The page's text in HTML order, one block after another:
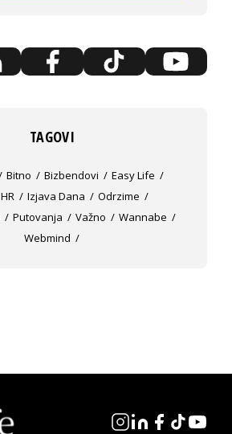
TAGOVI
Bitno Bizbendovi
Easy Life
HR Izjava Dana
Odrzime
Putovanja Važno
Wannabe
Webmind